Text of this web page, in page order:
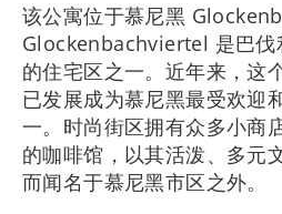
该公寓位于慕尼黑
Glockenbachviertel 是巴伐
的住宅区之一。近年来，这
已发展成为慕尼黑最受欢迎
一。时尚街区拥有众多小商
的咖啡馆，以其活泼、多元
而闻名于慕尼黑市区之外。